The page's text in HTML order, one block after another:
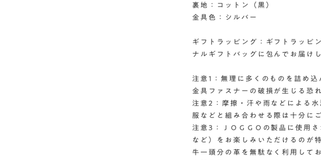
裏地：コットン（黒）
金具色：シルバー
ギフトラッピング：ギフトラッピ
ナルギフトバッグに包んでお届け
注意1：無理に多くのものを詰め
金具ファスナーの破損が生じる恐
注意2：摩擦・汗や雨などによる
服などと組み合わせる際は十分に
注意3：ＪＯＧＧＯの製品に使用
など）をお楽しみいただけるのが
牛一頭分の革を無駄なく利用して